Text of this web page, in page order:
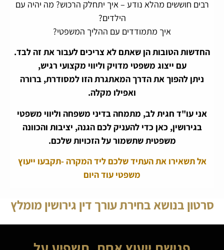
רבים חוששים מהלא נודע – איך יתחלק הרכוש? מה יהיה עם
הילדים?
איך מתמודדים עם ההליך המשפטי?
החדשות הטובות הן שאתם לא צריכים לעבור את זה לבד.
עם ייצוג משפטי מדויק וליווי מקצועי רגיש,
ניתן להפוך את הדרך המאתגרת הזו למסודרת, ברורה
ואפילו מקלה.
אני עו"ד חגית לב, מתמחה בדיני משפחה וליווי משפטי
בגירושין, כאן כדי להעניק לכם הגנה, יציבות והכוונה
משפטית שתשמור על הזכויות שלכם.
אל תשאירו את העתיד שלכם ליד המקרה -תקבעו ייעוץ
משפטי עוד היום
סרטון בנושא בחירת עורך דין גירושין מומלץ